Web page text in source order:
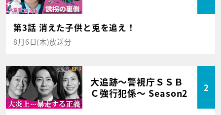
第3話 消えた子供と兎を追え！
8月6日(木)放送分
大追跡～警視庁ＳＳＢ
Ｃ強行犯係～ Season2
2